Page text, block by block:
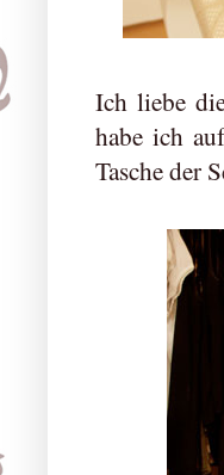
Ich liebe
habe ich
Tasche der